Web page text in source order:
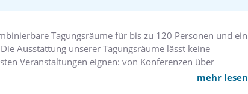
Tagungsräume für bis zu 120 Personen und ein
Ausstattung unserer Tagungsräume lässt keine
Veranstaltungen eignen: von Konferenzen über
mehr lesen